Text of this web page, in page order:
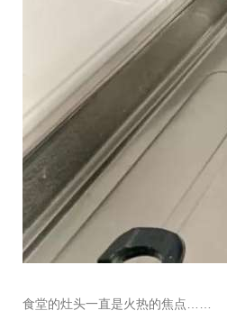
食堂的灶头一直是火热的焦点……